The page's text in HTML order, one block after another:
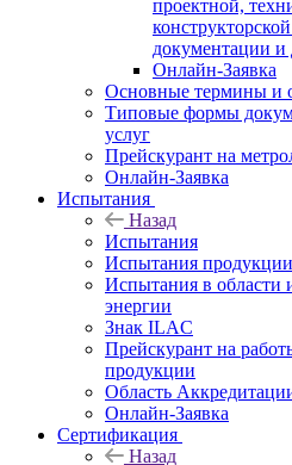
проектной,
документации и
Онлайн-Заявка
Основные термины и
Типовые формы
услуг
Прейскурант на
Онлайн-Заявка
Испытания
Назад
Испытания
Испытания продукции
Испытания в области
энергии
Знак ILAC
Прейскурант на
продукции
Область
Онлайн-Заявка
Сертификация
Назад